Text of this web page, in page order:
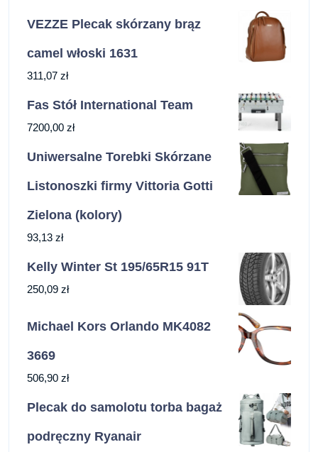
VEZZE Plecak skórzany brąz
camel włoski 1631
311,07 zł
Fas Stół International Team
7200,00 zł
Uniwersalne Torebki Skórzane
Listonoszki firmy Vittoria Gotti
Zielona (kolory)
93,13 zł
Kelly Winter St 195/65R15 91T
250,09 zł
Michael Kors Orlando MK4082
3669
506,90 zł
Plecak do samolotu torba bagaż
podręczny Ryanair